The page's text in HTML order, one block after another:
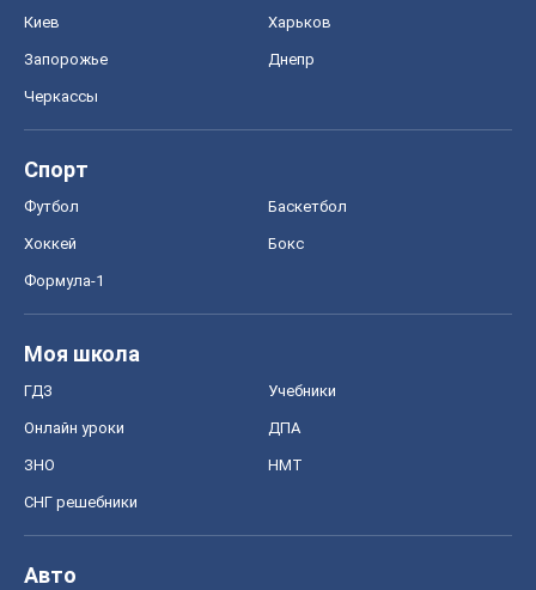
Киев Харьков
Запорожье Днепр
Черкассы
Спорт
Футбол Баскетбол
Хоккей Бокс
Формула-1
Моя школа
ГДЗ Учебники
Онлайн уроки ДПА
ЗНО НМТ
СНГ решебники
Авто